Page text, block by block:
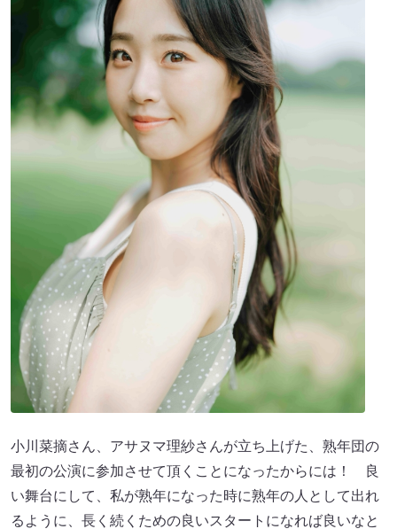
小川菜摘さん、アサヌマ理紗さんが立ち上げた、熟年団の
最初の公演に参加させて頂くことになったからには！ 良
い舞台にして、私が熟年になった時に熟年の人として出れ
るように、長く続くための良いスタートになれば良いなと